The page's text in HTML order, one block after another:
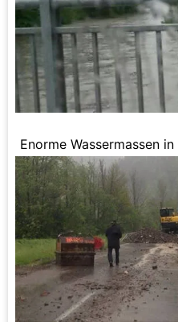
Enorme Wassermassen